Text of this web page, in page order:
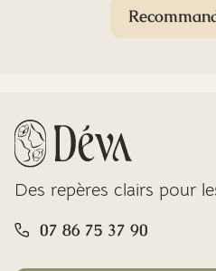
Des repères clairs pour
07 86 75 37 90